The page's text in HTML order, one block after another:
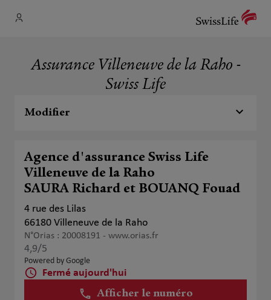
Assurance Villeneuve de la Raho -
Swiss Life
Modifier
Agence d'assurance Swiss Life
Villeneuve de la Raho
SAURA Richard et BOUANQ Fouad
4 rue des Lilas
66180 Villeneuve de la Raho
N°Orias : 20008191 - www.orias.fr
4,9/5
Powered by Google
Fermé aujourd'hui
Afficher le numéro